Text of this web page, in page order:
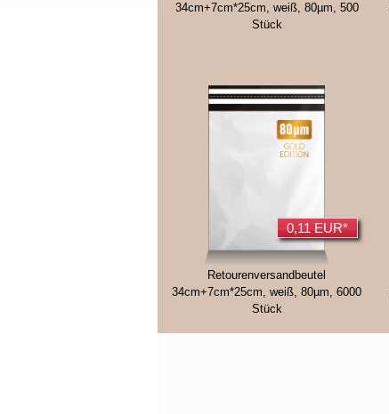
34cm+7cm*25cm, weiß, 80µm, 500
Stück
0,11 EUR*
Retourenversandbeutel
34cm+7cm*25cm, weiß, 80µm, 6000
Stück